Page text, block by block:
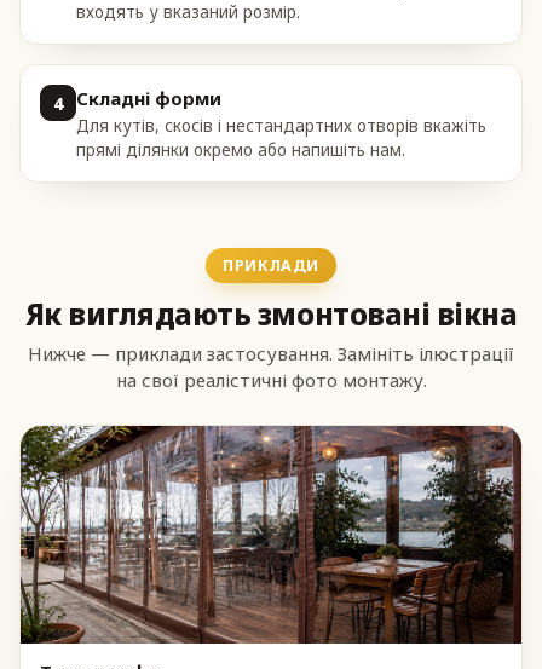
входять у вказаний розмір.
4 Складні форми
Для кутів, скосів і нестандартних отворів вкажіть
прямі ділянки окремо або напишіть нам.
ПРИКЛАДИ
Як виглядають змонтовані вікна
Нижче — приклади застосування. Замініть ілюстрації
на свої реалістичні фото монтажу.